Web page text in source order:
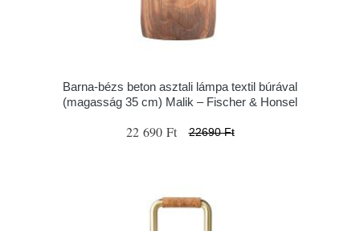
Barna-bézs beton asztali lámpa textil búrával
(magasság 35 cm) Malik – Fischer & Honsel
22 690 Ft 22690 Ft